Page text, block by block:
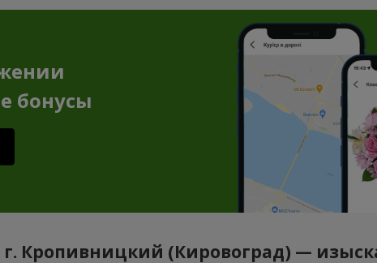
бонусы
г. Кропивницкий (Кировоград) —